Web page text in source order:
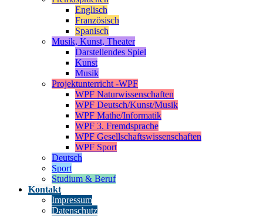
Englisch
Französisch
Spanisch
Musik, Kunst, Theater
Darstellendes Spiel
Kunst
Musik
Projektunterricht -WPF
WPF Naturwissenschaften
WPF Deutsch/Kunst/Musik
WPF Mathe/Informatik
WPF 3. Fremdsprache
WPF Gesellschaftswissenschaften
WPF Sport
Deutsch
Sport
Studium & Beruf
Kontakt
Impressum
Datenschutz